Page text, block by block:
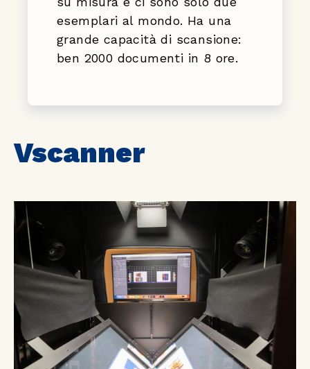
esemplari al mondo. Ha una
grande capacità di scansione:
ben 2000 documenti in 8 ore.
Vscanner